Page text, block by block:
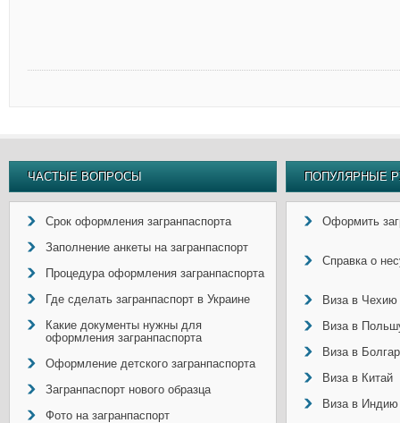
ЧАСТЫЕ ВОПРОСЫ
Срок оформления загранпаспорта
Заполнение анкеты на загранпаспорт
Процедура оформления загранпаспорта
Где сделать загранпаспорт в Украине
Какие документы нужны для
оформления загранпаспорта
Оформление детского загранпаспорта
Загранпаспорт нового образца
Фото на загранпаспорт
ПОПУЛЯРНЫЕ
Оформить
Справка о
Виза в Чехию
Виза в
Виза в
Виза в Китай
Виза в Индию